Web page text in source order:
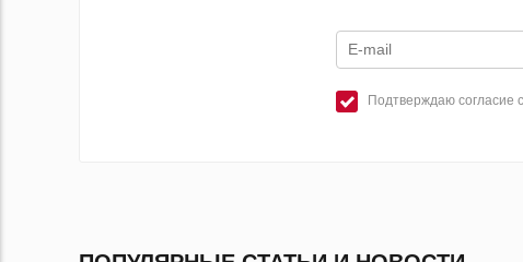
Подтверждаю согласие